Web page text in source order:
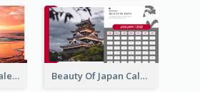
Sunset Scenery Calendar Beauty Of Japan Calendar